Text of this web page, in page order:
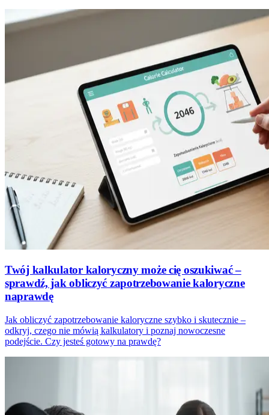
Twój kalkulator kaloryczny może cię oszukiwać –
sprawdź, jak obliczyć zapotrzebowanie kaloryczne
naprawdę
Jak obliczyć zapotrzebowanie kaloryczne szybko i skutecznie –
odkryj, czego nie mówią kalkulatory i poznaj nowoczesne
podejście. Czy jesteś gotowy na prawdę?